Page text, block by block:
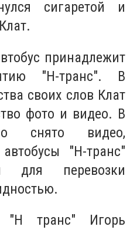
сигаретой и
принадлежит
"Н-транс". В
своих слов Клат
фото и видео. В
снято видео,
"Н-транс"
для перевозки
"Н транс" Игорь